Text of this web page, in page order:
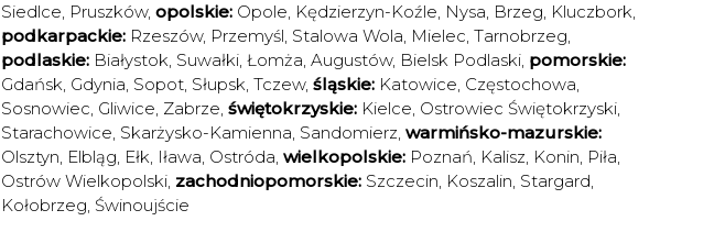
Siedlce, Pruszków, opolskie: Opole, Kędzierzyn-Koźle, Nysa, Brzeg, Kluczbork,
podkarpackie: Rzeszów, Przemyśl, Stalowa Wola, Mielec, Tarnobrzeg,
podlaskie: Białystok, Suwałki, Łomża, Augustów, Bielsk Podlaski, pomorskie:
Gdańsk, Gdynia, Sopot, Słupsk, Tczew, śląskie: Katowice, Częstochowa,
Sosnowiec, Gliwice, Zabrze, świętokrzyskie: Kielce, Ostrowiec Świętokrzyski,
Starachowice, Skarżysko-Kamienna, Sandomierz, warmińsko-mazurskie:
Olsztyn, Elbląg, Ełk, Iława, Ostróda, wielkopolskie: Poznań, Kalisz, Konin, Piła,
Ostrów Wielkopolski, zachodniopomorskie: Szczecin, Koszalin, Stargard,
Kołobrzeg, Świnoujście